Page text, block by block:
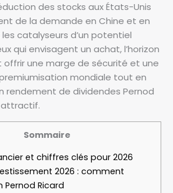
des stocks aux États-Unis
de la demande en Chine et en
catalyseurs d’un potentiel
qui envisagent un achat, l’horizon
offrir une marge de sécurité et une
mondiale tout en
rendement de dividendes Pernod
attractif.
Sommaire
et chiffres clés pour 2026
2026 : comment
Ricard